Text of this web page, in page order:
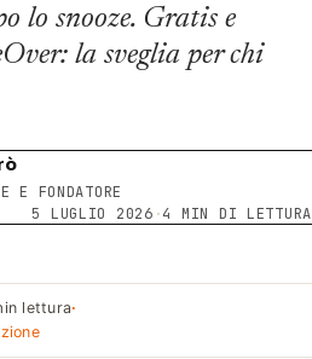
lo snooze. Gratis e
la sveglia per chi
E FONDATORE
5 LUGLIO 2026 ·4 MIN DI LETTURA
lettura·